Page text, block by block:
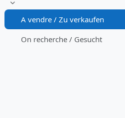
Replier
A vendre / Zu verkaufen
On recherche / Gesucht